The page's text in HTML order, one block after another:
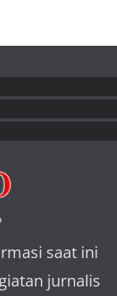
saat ini
jurnalis